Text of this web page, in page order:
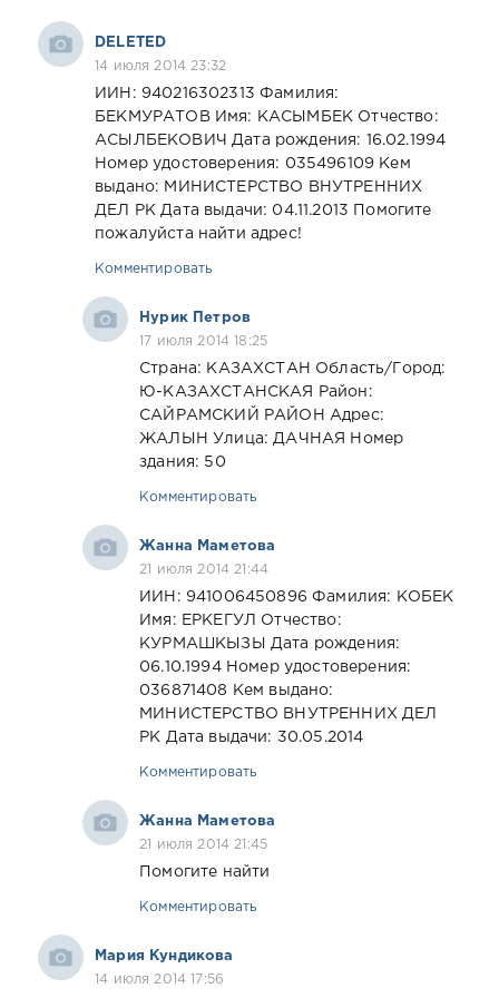
DELETED
14 июля 2014 23:32
ИИН: 940216302313 Фамилия:
БЕКМУРАТОВ Имя: КАСЫМБЕК Отчество:
АСЫЛБЕКОВИЧ Дата рождения: 16.02.1994
Номер удостоверения: 035496109 Кем
выдано: МИНИСТЕРСТВО ВНУТРЕННИХ
ДЕЛ РК Дата выдачи: 04.11.2013 Помогите
пожалуйста найти адрес!
Комментировать
Нурик Петров
17 июля 2014 18:25
Страна: КАЗАХСТАН Область/Город:
Ю-КАЗАХСТАНСКАЯ Район:
САЙРАМСКИЙ РАЙОН Адрес:
ЖАЛЫН Улица: ДАЧНАЯ Номер
здания: 50
Комментировать
Жанна Маметова
21 июля 2014 21:44
ИИН: 941006450896 Фамилия: КОБЕК
Имя: ЕРКЕГУЛ Отчество:
КУРМАШКЫЗЫ Дата рождения:
06.10.1994 Номер удостоверения:
036871408 Кем выдано:
МИНИСТЕРСТВО ВНУТРЕННИХ ДЕЛ
РК Дата выдачи: 30.05.2014
Комментировать
Жанна Маметова
21 июля 2014 21:45
Помогите найти
Комментировать
Мария Кундикова
14 июля 2014 17:56